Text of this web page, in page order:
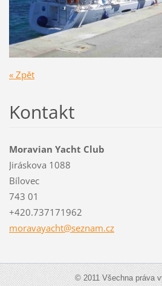
« Zpět
Kontakt
Moravian Yacht Club
Jiráskova 1088
Bílovec
743 01
+420.737171962
moravayacht@seznam.cz
© 2011 Všechna práva